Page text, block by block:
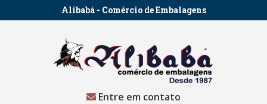
Alibabá - Comércio de Embalagens
Entre em contato